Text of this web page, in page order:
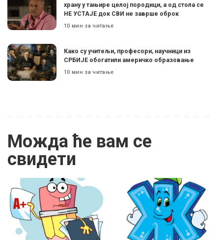
храну у тањире целој породици, а од стола се
НЕ УСТАЈЕ док СВИ не заврше оброк
10 мин за читање
Како су учитељи, професори, научници из
СРБИЈЕ обогатили америчко образовање
10 мин за читање
Можда ће вам се
свидети